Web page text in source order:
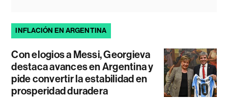
INFLACIÓN EN ARGENTINA
Con elogios a Messi, Georgieva
destaca avances en Argentina y
pide convertir la estabilidad en
prosperidad duradera